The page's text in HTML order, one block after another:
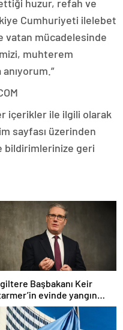
huzur, refah ve
Cumhuriyeti ilelebet
vatan mücadelesinde
muhterem
anıyorum.”
içerikler ile ilgili olarak
sayfası üzerinden
bildirimlerinize geri
Başbakanı Keir
evinde yangın